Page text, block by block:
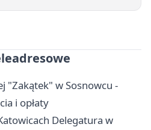
"Zakątek" w Sosnowcu -
i opłaty
Delegatura w